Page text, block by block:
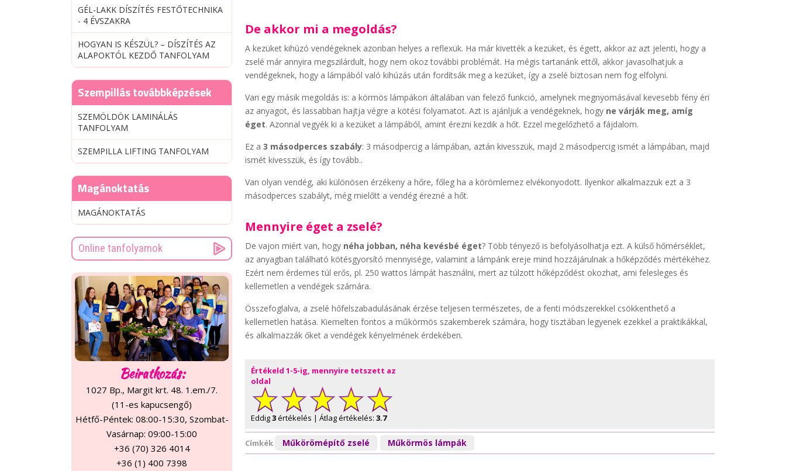
De akkor mi a megoldás?
A kezüket kihúzó vendégeknek azonban helyes a reflexük. Ha már kivették a kezüket, és égett, akkor az azt jelenti, hogy a
zselé már annyira megszilárdult, hogy nem okoz további problémát. Ha mégis tartanánk ettől, akkor javasolhatjuk a
vendégeknek, hogy a lámpából való kihúzás után fordítsák meg a kezüket, így a zselé biztosan nem fog elfolyni.
Van egy másik megoldás is: a körmös lámpákon általában van felező funkció, amelynek megnyomásával kevesebb fény éri
az anyagot, és lassabban hajtja végre a kötési folyamatot. Azt is ajánljuk a vendégeknek, hogy ne várják meg, amíg
éget. Azonnal vegyék ki a kezüket a lámpából, amint érezni kezdik a hőt. Ezzel megelőzhető a fájdalom.
Ez a 3 másodperces szabály: 3 másodpercig a lámpában, aztán kivesszük, majd 2 másodpercig ismét a lámpában, majd
ismét kivesszük, és így tovább..
Van olyan vendég, aki különösen érzékeny a hőre, főleg ha a körömlemez elvékonyodott. Ilyenkor alkalmazzuk ezt a 3
másodperces szabályt, még mielőtt a vendég érezné a hőt.
Mennyire éget a zselé?
De vajon miért van, hogy néha jobban, néha kevésbé éget? Több tényező is befolyásolhatja ezt. A külső hőmérséklet,
az anyagban található kötésgyorsító mennyisége, valamint a lámpánk ereje mind hozzájárulnak a hőképződés mértékéhez.
Ezért nem érdemes túl erős, pl. 250 wattos lámpát használni, mert az túlzott hőképződést okozhat, ami felesleges és
kellemetlen a vendégek számára.
Összefoglalva, a zselé hőfelszabadulásának érzése teljesen természetes, de a fenti módszerekkel csökkenthető a
kellemetlen hatása. Kiemelten fontos a műkörmös szakemberek számára, hogy tisztában legyenek ezekkel a praktikákkal,
és alkalmazzák őket a vendégek kényelmének érdekében.
Értékeld 1-5-ig, mennyire tetszett az
oldal
Eddig3értékelés | Átlag értékelés: 3.7
Címkék Műkörömépítő zselé Műkörmös lámpák
GÉL-LAKK DÍSZÍTÉS FESTŐTECHNIKA
- 4 ÉVSZAKRA
HOGYAN IS KÉSZÜL? – DÍSZÍTÉS AZ
ALAPOKTÓL KEZDŐ TANFOLYAM
Szempillás továbbképzések
SZEMÖLDÖK LAMINÁLÁS
TANFOLYAM
SZEMPILLA LIFTING TANFOLYAM
Magánoktatás
MAGÁNOKTATÁS
Online tanfolyamok
Beiratkozás:
1027 Bp., Margit krt. 48. 1.em./7.
(11-es kapucsengő)
Hétfő-Péntek: 08:00-15:30, Szombat-
Vasárnap: 09:00-15:00
+36 (70) 326 4014
+36 (1) 400 7398